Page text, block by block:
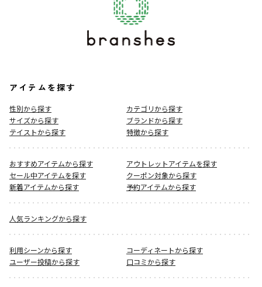
アイテムを探す
性別から探す
カテゴリから探す
サイズから探す
ブランドから探す
テイストから探す
特徴から探す
おすすめアイテムから探す
アウトレットアイテムを探す
セール中アイテムを探す
クーポン対象から探す
新着アイテムから探す
予約アイテムから探す
人気ランキングから探す
利用シーンから探す
コーディネートから探す
ユーザー投稿から探す
口コミから探す